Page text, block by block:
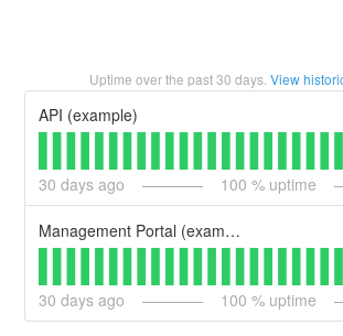
Uptime over the past30 days. View
API (example)
30 days ago 100 % uptime
Management Portal (example)
30 days ago 100 % uptime